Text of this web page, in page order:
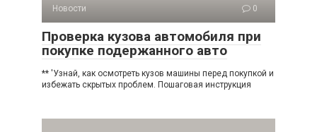
Новости 0
Проверка кузова автомобиля при
покупке подержанного авто
** 'Узнай, как осмотреть кузов машины перед покупкой и
избежать скрытых проблем. Пошаговая инструкция